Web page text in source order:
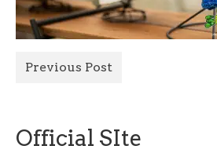
Previous Post
Official SIte